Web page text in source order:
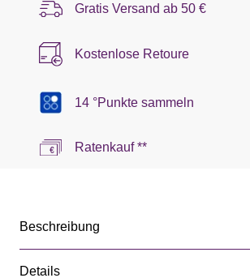
Gratis Versand ab 50 €
Kostenlose Retoure
14 °Punkte sammeln
Ratenkauf **
Beschreibung
Details